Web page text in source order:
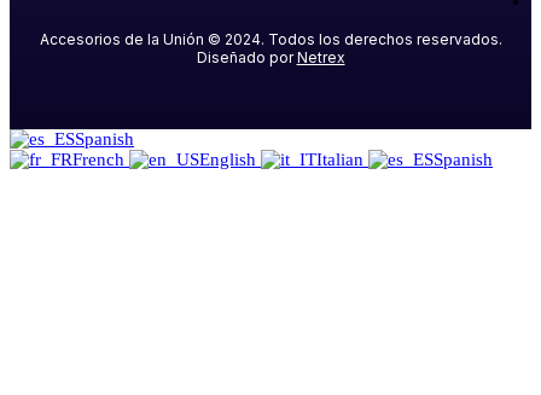
Accesorios de la Unión © 2024. Todos los derechos reservados.
Diseñado porNetrex
Spanish
French
English Italian Spanish